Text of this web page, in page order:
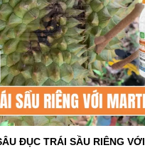
ĐỤC TRÁI SẦU RIÊNG VỚI